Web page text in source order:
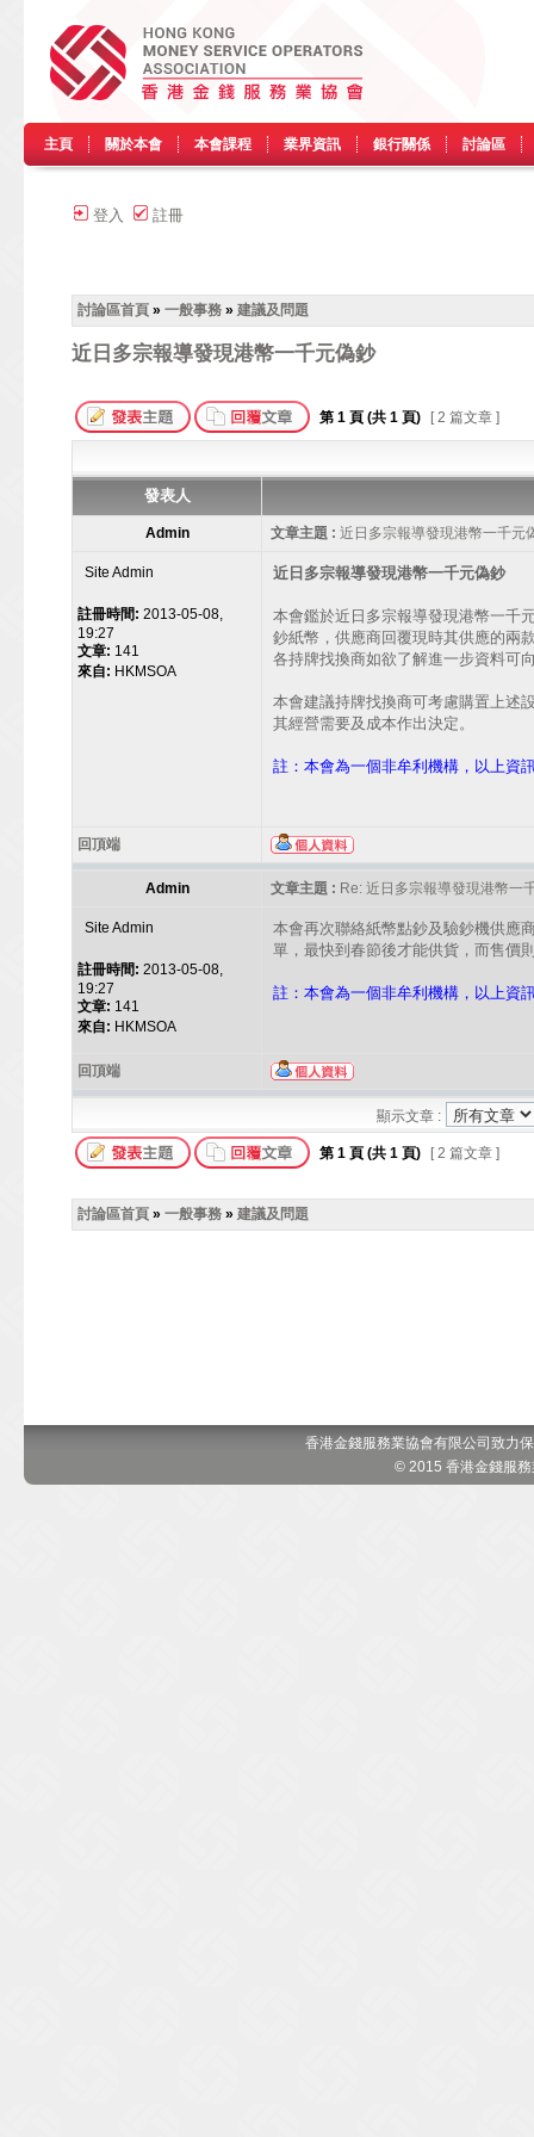
主頁 關於本會 本會課程 業界資訊 銀行關係 討論區
登入 註冊
討論區首頁 » 一般事務 » 建議及問題
近日多宗報導發現港幣一千元偽鈔
第 1 頁 (共 1 頁) [ 2 篇文章 ]
發表人
Admin 文章主題 : 近日多宗報導發現港幣一千元
Site Admin
註冊時間: 2013-05-08,
19:27
文章: 141
來自: HKMSOA
近日多宗報導發現港幣一千元偽鈔
本會鑑於近日多宗報導發現港幣一千
鈔紙幣，供應商回覆現時其供應的兩
各持牌找換商如欲了解進一步資料可
本會建議持牌找換商可考慮購置上述
其經營需要及成本作出決定。
註：本會為一個非牟利機構，以上資
回頂端
Admin 文章主題 : Re: 近日多宗報導發現港幣一
Site Admin
註冊時間: 2013-05-08,
19:27
文章: 141
來自: HKMSOA
本會再次聯絡紙幣點鈔及驗鈔機供應
單，最快到春節後才能供貨，而售價
註：本會為一個非牟利機構，以上資
回頂端
顯示文章 :
第 1 頁 (共 1 頁) [ 2 篇文章 ]
討論區首頁 » 一般事務 » 建議及問題
香港金錢服務業協會有限公司致力
© 2015 香港金錢服